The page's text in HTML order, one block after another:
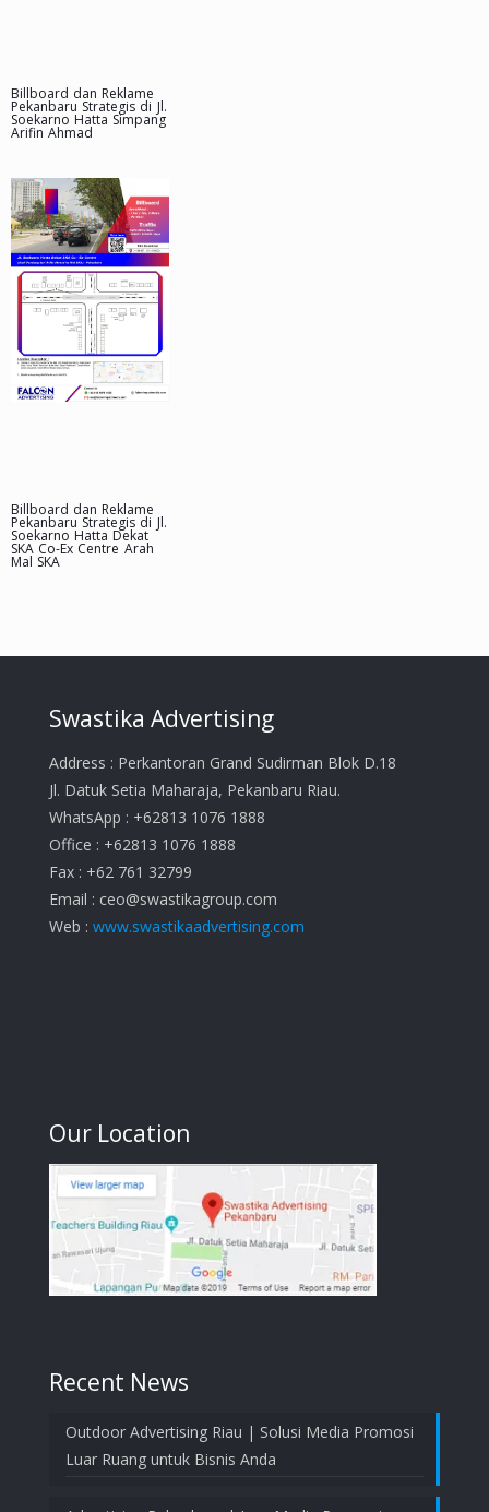
Billboard dan Reklame
Pekanbaru Strategis di Jl.
Soekarno Hatta Simpang
Arifin Ahmad
Billboard dan Reklame
Pekanbaru Strategis di Jl.
Soekarno Hatta Dekat
SKA Co-Ex Centre Arah
Mal SKA
Swastika Advertising
Address : Perkantoran Grand Sudirman Blok D.18
Jl. Datuk Setia Maharaja, Pekanbaru Riau.
WhatsApp : +62813 1076 1888
Office : +62813 1076 1888
Fax : +62 761 32799
Email : ceo@swastikagroup.com
Web : www.swastikaadvertising.com
Our Location
Recent News
Outdoor Advertising Riau | Solusi Media Promosi
Luar Ruang untuk Bisnis Anda